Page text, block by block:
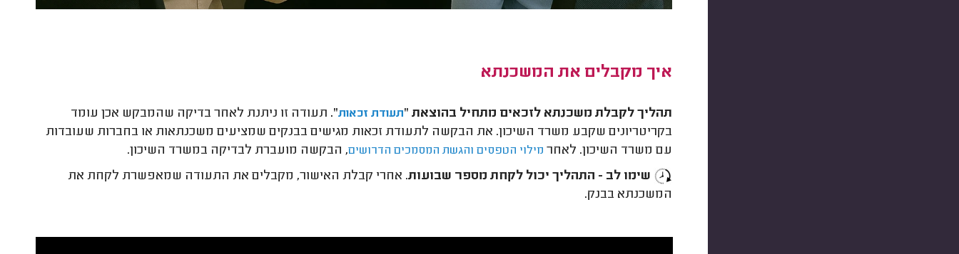
איך מקבלים את המשכנתא
תהליך לקבלת משכנתא לזכאים מתחיל בהוצאת "תעודת זכאות". תעודה זו ניתנת לאחר בדיקה שהמבקש אכן עומד
בקריטריונים שקבע משרד השיכון. את הבקשה לתעודת זכאות מגישים בבנקים שמציעים משכנתאות או בחברות שעובדות
עם משרד השיכון. לאחר מילוי הטפסים והגשת המסמכים הדרושים, הבקשה מועברת לבדיקה במשרד השיכון.
שימו לב - התהליך יכול לקחת מספר שבועות. אחרי קבלת האישור, מקבלים את התעודה שמאפשרת לקחת את
המשכנתא בבנק.